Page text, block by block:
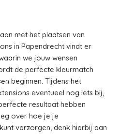
met het plaatsen van
in Papendrecht vindt er
we jouw wensen
de perfecte kleurmatch
beginnen. Tijdens het
eventueel nog iets bij,
resultaat hebben
over hoe je je
verzorgen, denk hierbij aan